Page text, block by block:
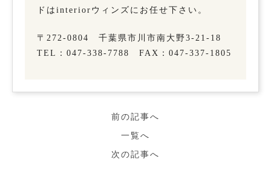
ドはinteriorウィンズにお任せ下さい。
〒272-0804 千葉県市川市南大野3-21-18
TEL：047-338-7788 FAX：047-337-1805
前の記事へ
一覧へ
次の記事へ